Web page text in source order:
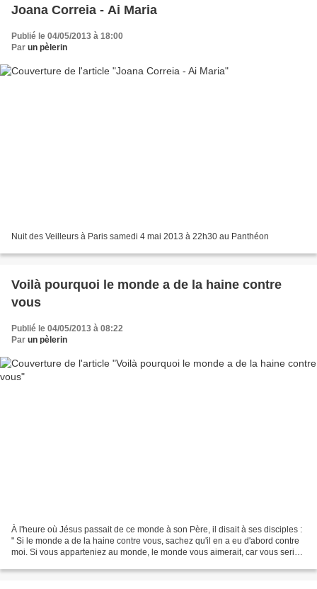
Joana Correia - Ai Maria
Publié le 04/05/2013 à 18:00
Par un pèlerin
Nuit des Veilleurs à Paris samedi 4 mai 2013 à 22h30 au Panthéon
Voilà pourquoi le monde a de la haine contre
vous
Publié le 04/05/2013 à 08:22
Par un pèlerin
À l'heure où Jésus passait de ce monde à son Père, il disait à ses disciples :
" Si le monde a de la haine contre vous, sachez qu'il en a eu d'abord contre
moi. Si vous apparteniez au monde, le monde vous aimerait, car vous seriez